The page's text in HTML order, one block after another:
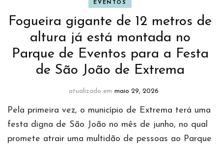
EVENTOS
Fogueira gigante de 12 metros de
altura já está montada no
Parque de Eventos para a Festa
de São João de Extrema
atualizado em maio 29, 2026
Pela primeira vez, o município de Extrema terá uma
festa digna de São João no mês de junho, no qual
promete atrair uma multidão de pessoas ao Parque